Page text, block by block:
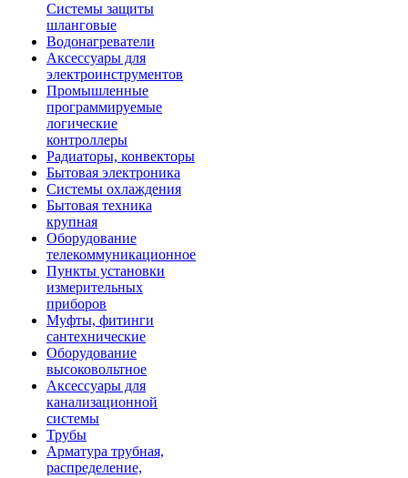
Системы защиты
шланговые
Водонагреватели
Аксессуары для
электроинструментов
Промышленные
программируемые
логические
контроллеры
Радиаторы, конвекторы
Бытовая электроника
Системы охлаждения
Бытовая техника
крупная
Оборудование
телекоммуникационное
Пункты установки
измерительных
приборов
Муфты, фитинги
сантехнические
Оборудование
высоковольтное
Аксессуары для
канализационной
системы
Трубы
Арматура трубная,
распределение,